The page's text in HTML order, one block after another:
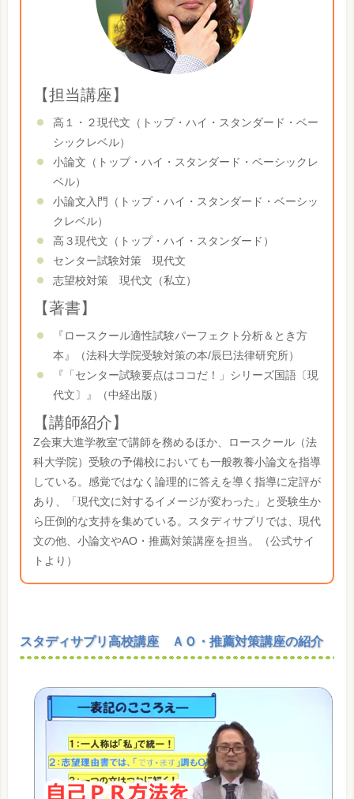
【担当講座】
高１・２現代文（トップ・ハイ・スタンダード・ベー
シックレベル）
小論文（トップ・ハイ・スタンダード・ベーシックレ
ベル）
小論文入門（トップ・ハイ・スタンダード・ベーシッ
クレベル）
高３現代文（トップ・ハイ・スタンダード）
センター試験対策 現代文
志望校対策 現代文（私立）
【著書】
『ロースクール適性試験パーフェクト分析＆とき方
本』（法科大学院受験対策の本/辰巳法律研究所）
『「センター試験要点はココだ！」シリーズ国語〔現
代文〕』（中経出版）
【講師紹介】
Z会東大進学教室で講師を務めるほか、ロースクール（法
科大学院）受験の予備校においても一般教養小論文を指導
している。感覚ではなく論理的に答えを導く指導に定評が
あり、「現代文に対するイメージが変わった」と受験生か
ら圧倒的な支持を集めている。スタディサプリでは、現代
文の他、小論文やAO・推薦対策講座を担当。（公式サイ
トより）
スタディサプリ高校講座 ＡＯ・推薦対策講座の紹介